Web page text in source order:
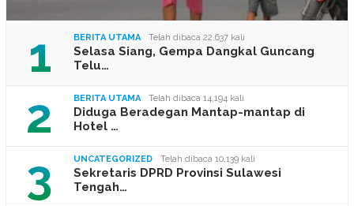
1 BERITA UTAMA Telah dibaca 22,637 kali
Selasa Siang, Gempa Dangkal Guncang
Telu…
2 BERITA UTAMA Telah dibaca 14,194 kali
Diduga Beradegan Mantap-mantap di
Hotel …
3 UNCATEGORIZED Telah dibaca 10,139 kali
Sekretaris DPRD Provinsi Sulawesi
Tengah…